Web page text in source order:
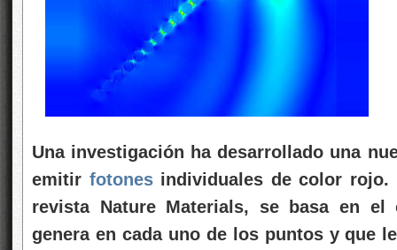
Una investigación ha desarrollado una
emitir fotonesindividuales de color rojo.
revista Nature Materials, se basa en el
genera en cada uno de los puntos y que